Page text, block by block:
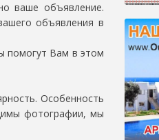
ваше объявление.
объявления в
помогут Вам в этом
Особенность
фотографии, мы